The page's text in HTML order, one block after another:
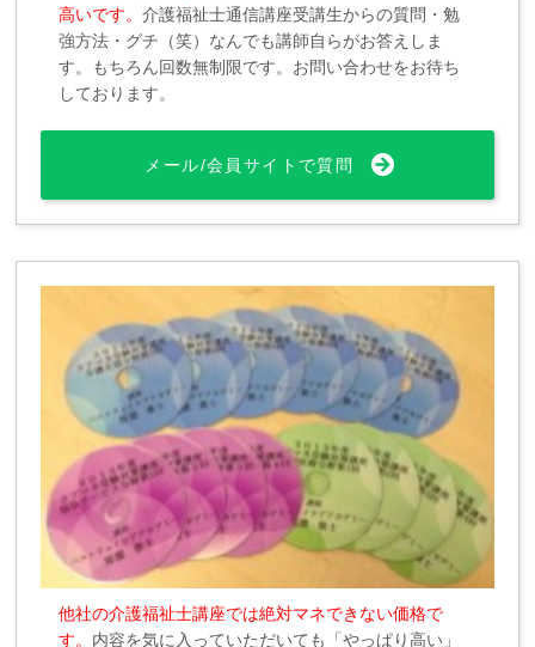
高いです。介護福祉士通信講座受講生からの質問・勉
強方法・グチ（笑）なんでも講師自らがお答えしま
す。もちろん回数無制限です。お問い合わせをお待ち
しております。
メール/会員サイトで質問
他社の介護福祉士講座では絶対マネできない価格で
す。 内容を気に入っていただいても「やっぱり高い」